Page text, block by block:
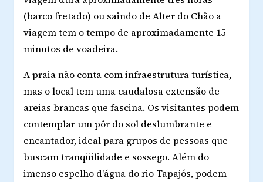
(barco fretado) ou saindo de Alter do Chão a
viagem tem o tempo de aproximadamente 15
minutos de voadeira.
A praia não conta com infraestrutura turística,
mas o local tem uma caudalosa extensão de
areias brancas que fascina. Os visitantes podem
contemplar um pôr do sol deslumbrante e
encantador, ideal para grupos de pessoas que
buscam tranqüilidade e sossego. Além do
imenso espelho d'água do rio Tapajós, podem